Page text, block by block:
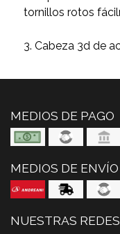
tornillos rotos
3. Cabeza 3d de
MEDIOS DE PAGO
MEDIOS DE ENVÍO
NUESTRAS